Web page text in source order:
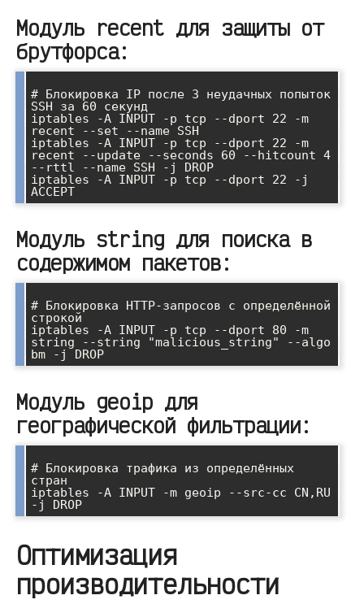
Модуль recent для защиты от
брутфорса:
# Блокировка IP после 3 неудачных попыток
SSH за 60 секунд
iptables -A INPUT -p tcp --dport 22 -m
recent --set --name SSH
iptables -A INPUT -p tcp --dport 22 -m
recent --update --seconds 60 --hitcount 4
--rttl --name SSH -j DROP
iptables -A INPUT -p tcp --dport 22 -j
Модуль string для поиска в
содержимом пакетов:
# Блокировка HTTP-запросов с определённой
строкой
iptables -A INPUT -p tcp --dport 80 -m
string --string "malicious_string" --algo
Модуль geoip для
географической фильтрации:
# Блокировка трафика из определённых
стран
iptables -A INPUT -m geoip --src-cc CN,RU
Оптимизация
производительности